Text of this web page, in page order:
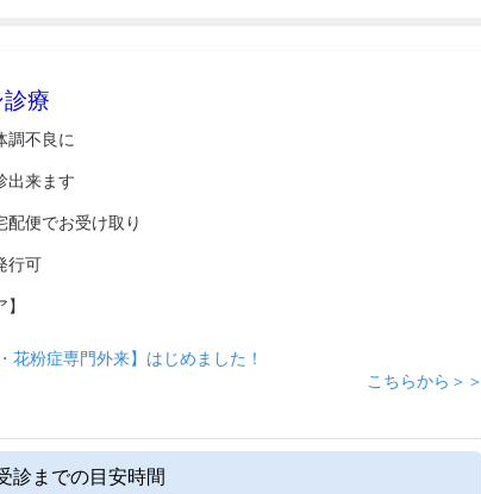
療
調不良に
出来ます
配便でお受け取り
行可
花粉症専門外来】はじめました！
こちらから＞＞
診までの目安時間